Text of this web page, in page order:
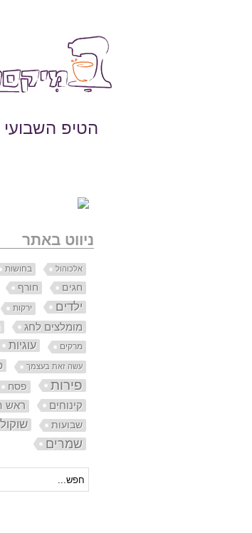
הטיפ השבועי
ניווט באתר
אלכוהול בחושות
חגים
חורף
ילדים ירקות
מומלצים לחג
מרקים עוגיות
עשה זאת בעצמך
פירות פסח
קינוחים
ראש
שבועות
שמרים